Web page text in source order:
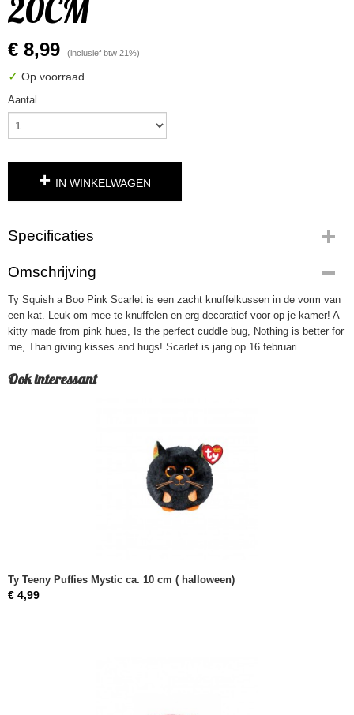
20CM
€ 8,99 (inclusief btw 21%)
✓ Op voorraad
Aantal
IN WINKELWAGEN
Specificaties
Productcode
3510-33
EAN code
0008421393039
Omschrijving
Ty Squish a Boo Pink Scarlet is een zacht knuffelkussen in de vorm van
een kat. Leuk om mee te knuffelen en erg decoratief voor op je kamer! A
kitty made from pink hues, Is the perfect cuddle bug, Nothing is better for
me, Than giving kisses and hugs! Scarlet is jarig op 16 februari.
Ook interessant
Ty Teeny Puffies Mystic ca. 10 cm ( halloween)
€ 4,99